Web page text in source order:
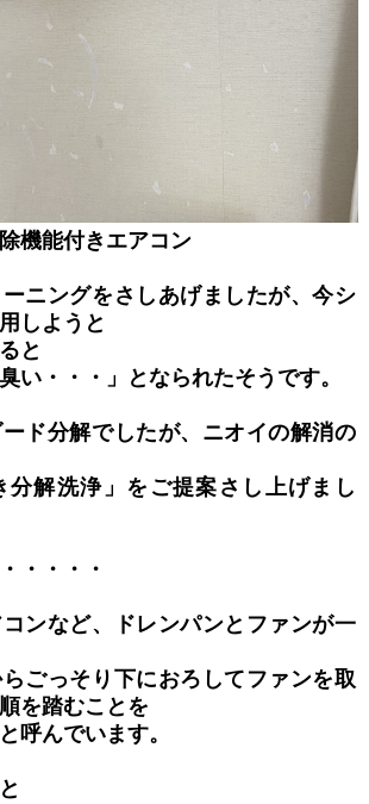
機能付きエアコン
ニングをさしあげましたが、今シ
しようと
と
い・・・」となられたそうです。
ド分解でしたが、ニオイの解消の
分解洗浄」をご提案さし上げまし
・・・・
ンなど、ドレンパンとファンが一
ごっそり下におろしてファンを取
を踏むことを
呼んでいます。